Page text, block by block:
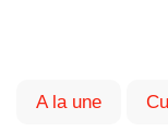
A la une